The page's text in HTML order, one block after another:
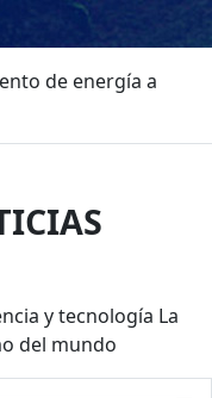
de energía a
y tecnología La
del mundo